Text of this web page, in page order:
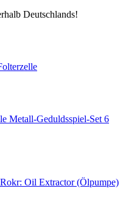
Deutschlands!
Metall-Geduldsspiel-Set 6
Rokr: Oil Extractor (Ölpumpe)